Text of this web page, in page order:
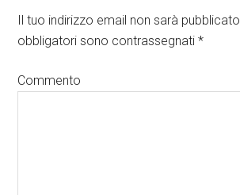
Il tuo indirizzo email non sarà pubblicato.
obbligatori sono contrassegnati*
Commento